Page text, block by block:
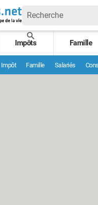
Impôts Famille
Impôt Famille Salariés